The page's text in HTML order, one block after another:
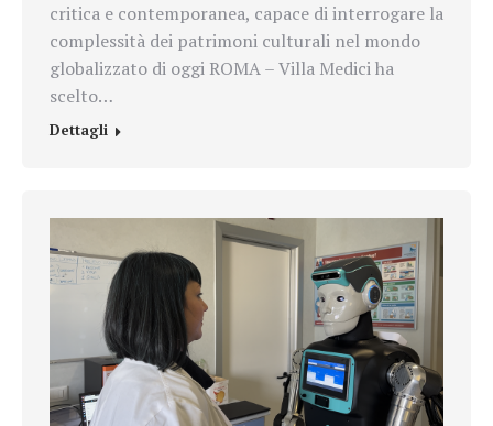
critica e contemporanea, capace di interrogare la
complessità dei patrimoni culturali nel mondo
globalizzato di oggi ROMA – Villa Medici ha
scelto…
Dettagli